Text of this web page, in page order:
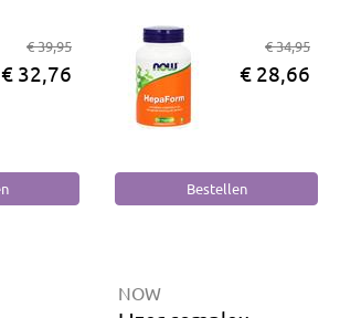
€ 39,95
€ 32,76
€ 34,95
€ 28,66
NOW